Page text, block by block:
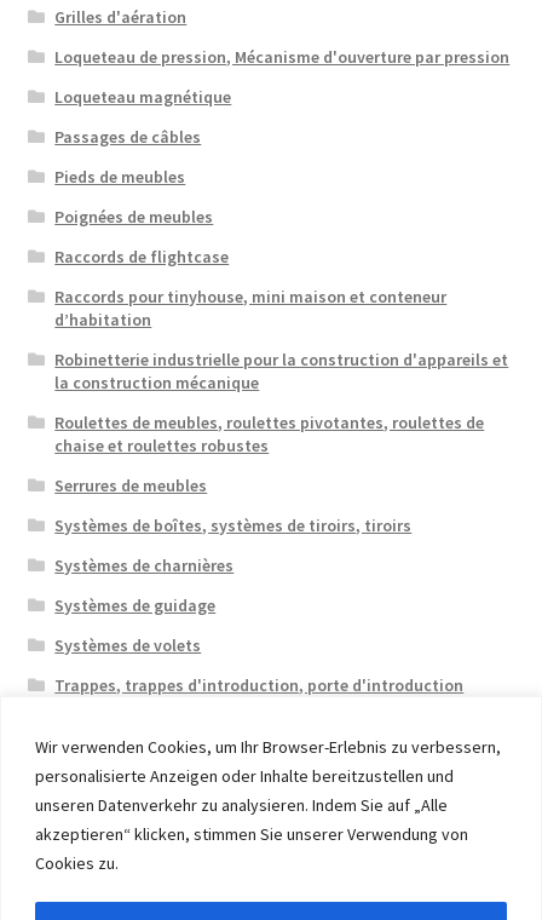
Wir verwenden Cookies, um Ihr Browser-Erlebnis zu verbessern,
personalisierte Anzeigen oder Inhalte bereitzustellen und
unseren Datenverkehr zu analysieren. Indem Sie auf „Alle
akzeptieren“ klicken, stimmen Sie unserer Verwendung von
Cookies zu.
Grilles d'aération
Loqueteau de pression, Mécanisme d'ouverture par pression
Loqueteau magnétique
Passages de câbles
Pieds de meubles
Poignées de meubles
Raccords de flightcase
Raccords pour tinyhouse, mini maison et conteneur
d’habitation
Robinetterie industrielle pour la construction d'appareils et
la construction mécanique
Roulettes de meubles, roulettes pivotantes, roulettes de
chaise et roulettes robustes
Serrures de meubles
Systèmes de boîtes, systèmes de tiroirs, tiroirs
Systèmes de charnières
Systèmes de guidage
Systèmes de volets
Trappes, trappes d'introduction, porte d'introduction
© 2026 Eruon Trade UG, Germany, member of the ERUON